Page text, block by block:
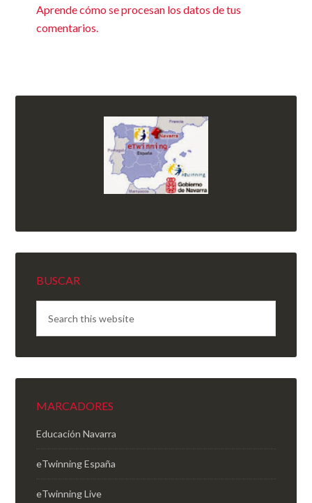
Aprende cómo se procesan los datos de tus
comentarios.
BUSCAR
MARCADORES
Educación Navarra
eTwinning España
eTwinning Live